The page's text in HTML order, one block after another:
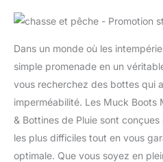
Dans un monde où les
simple promenade en un
vous recherchez des bottes qui
imperméabilité. Les Muck Boots
& Bottines de Pluie sont
les plus difficiles tout en vous
optimale. Que vous soyez en